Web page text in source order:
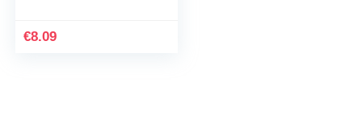
Zwemmen Neus
€8.09